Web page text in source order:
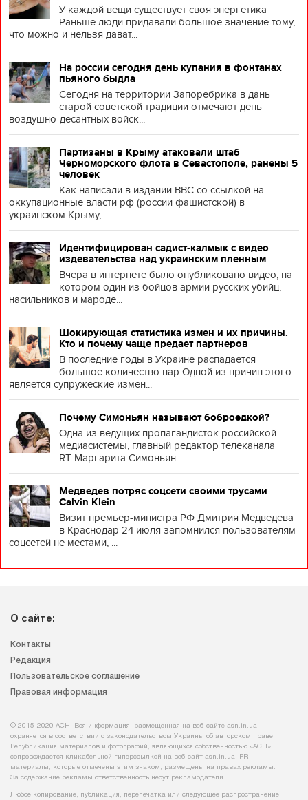
У каждой вещи существует своя энергетика
Раньше люди придавали большое значение тому,
что можно и нельзя дават...
На россии сегодня день купания в фонтанах
пьяного быдла
Сегодня на территории Запоребрика в дань
старой советской традиции отмечают день
воздушно-десантных войск...
Партизаны в Крыму атаковали штаб
Черноморского флота в Севастополе, ранены 5
человек
Как написали в издании BBC со ссылкой на
оккупационные власти рф (россии фашистской) в
украинском Крыму, ...
Идентифицирован садист-калмык с видео
издевательства над украинским пленным
Вчера в интернете было опубликовано видео, на
котором один из бойцов армии русских убийц,
насильников и мароде...
Шокирующая статистика измен и их причины.
Кто и почему чаще предает партнеров
В последние годы в Украине распадается
большое количество пар Одной из причин этого
является супружеские измен...
Почему Симоньян называют боброедкой?
Одна из ведущих пропагандисток российской
медиасистемы, главный редактор телеканала
RT Маргарита Симоньян...
Медведев потряс соцсети своими трусами
Calvin Klein
Визит премьер-министра РФ Дмитрия Медведева
в Краснодар 24 июля запомнился пользователям
соцсетей не местами, ...
О сайте:
Контакты
Редакция
Пользовательское соглашение
Правовая информация
© 2015-2020 АСН. Вся информация, размещенная на веб-сайте asn.in.ua,
охраняется в соответствии с законодательством Украины об авторском праве.
Републикация материалов и фотографий, являющихся собственностью «АСН»,
сопровождается кликабельной гиперссылкой на веб-сайт asn.іn.ua. PR –
материалы, которые отмечены этим знаком, размещены на правах рекламы.
За содержание рекламы ответственность несут рекламодатели.
Любое копирование, публикация, перепечатка или следующее распространение